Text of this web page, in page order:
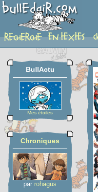
album
BullActu
Mes étoiles
Chroniques
par rohagus